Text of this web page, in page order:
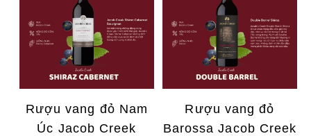
Rượu vang đỏ Nam
Úc Jacob Creek
Rượu vang đỏ
Barossa Jacob Creek